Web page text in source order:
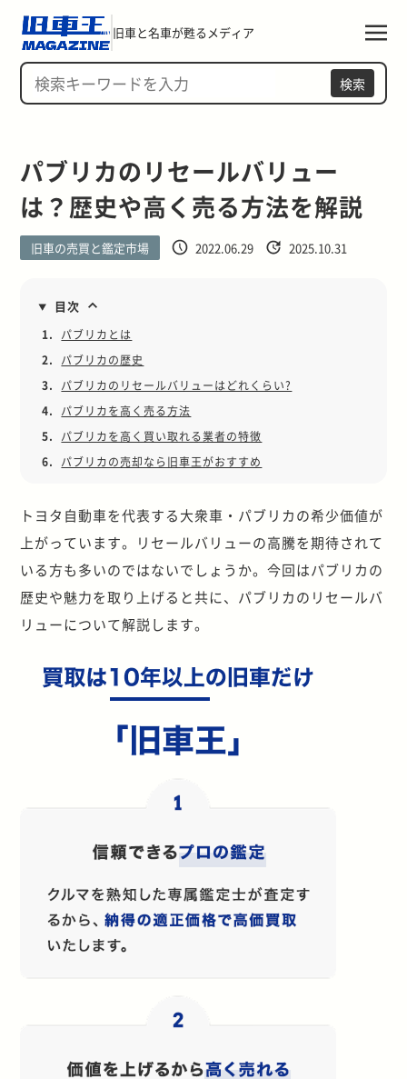
旧車と名車が甦るメディア
検索
パブリカのリセールバリュー
は？歴史や高く売る方法を解説
旧車の売買と鑑定市場 2022.06.29 2025.10.31
目次
1.
パブリカとは
2.
パブリカの歴史
3.
パブリカのリセールバリューはどれくらい?
4.
パブリカを高く売る方法
5.
パブリカを高く買い取れる業者の特徴
6.
パブリカの売却なら旧車王がおすすめ
トヨタ自動車を代表する大衆車・パブリカの希少価値が
上がっています。リセールバリューの高騰を期待されて
いる方も多いのではないでしょうか。今回はパブリカの
歴史や魅力を取り上げると共に、パブリカのリセールバ
リューについて解説します。